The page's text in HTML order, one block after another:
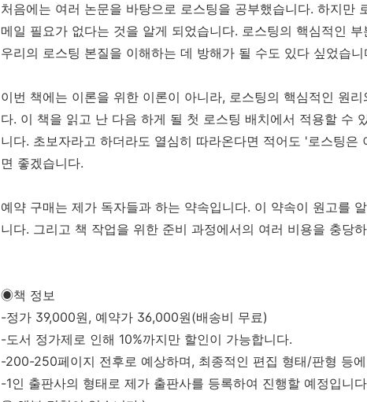
처음에는 여러 논문을 바탕으로 로스팅을 공부했습니다. 하지만
메일 필요가 없다는 것을 알게 되었습니다. 로스팅의 핵심적인
우리의 로스팅 본질을 이해하는 데 방해가 될 수도 있다 싶었습니
이번 책에는 이론을 위한 이론이 아니라, 로스팅의 핵심적인 원
다. 이 책을 읽고 난 다음 하게 될 첫 로스팅 배치에서 적용할 수
니다. 초보자라고 하더라도 열심히 따라온다면 적어도 '로스팅은
면 좋겠습니다.
예약 구매는 제가 독자들과 하는 약속입니다. 이 약속이 원고를
니다. 그리고 책 작업을 위한 준비 과정에서의 여러 비용을 충당
◉책 정보
-정가 39,000원, 예약가 36,000원(배송비 무료)
-도서 정가제로 인해 10%까지만 할인이 가능합니다.
-200-250페이지 전후로 예상하며, 최종적인 편집 형태/판형 등
-1인 출판사의 형태로 제가 출판사를 등록하여 진행할 예정입니